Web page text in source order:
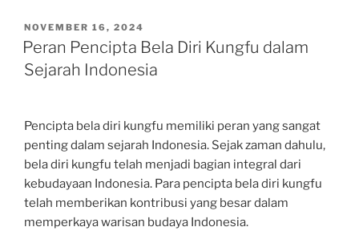
POSTED
ON
NOVEMBER 16, 2024
Peran Pencipta Bela Diri Kungfu dalam
Sejarah Indonesia
Pencipta bela diri kungfu memiliki peran yang sangat
penting dalam sejarah Indonesia. Sejak zaman dahulu,
bela diri kungfu telah menjadi bagian integral dari
kebudayaan Indonesia. Para pencipta bela diri kungfu
telah memberikan kontribusi yang besar dalam
memperkaya warisan budaya Indonesia.